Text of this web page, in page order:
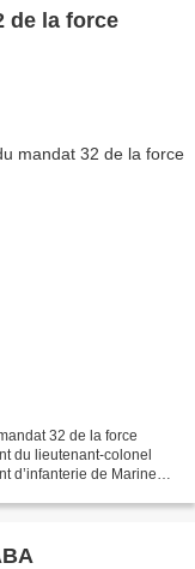
de la force
32 de la force
du lieutenant-colonel
d’infanterie de Marine